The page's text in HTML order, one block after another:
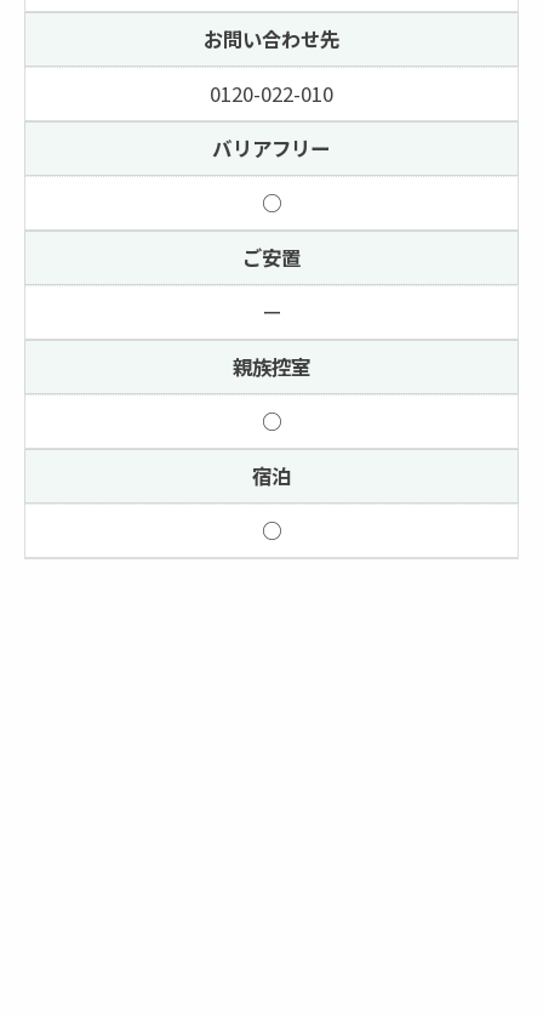
お問い合わせ先
0120-022-010
バリアフリー
○
ご安置
ー
親族控室
○
宿泊
○